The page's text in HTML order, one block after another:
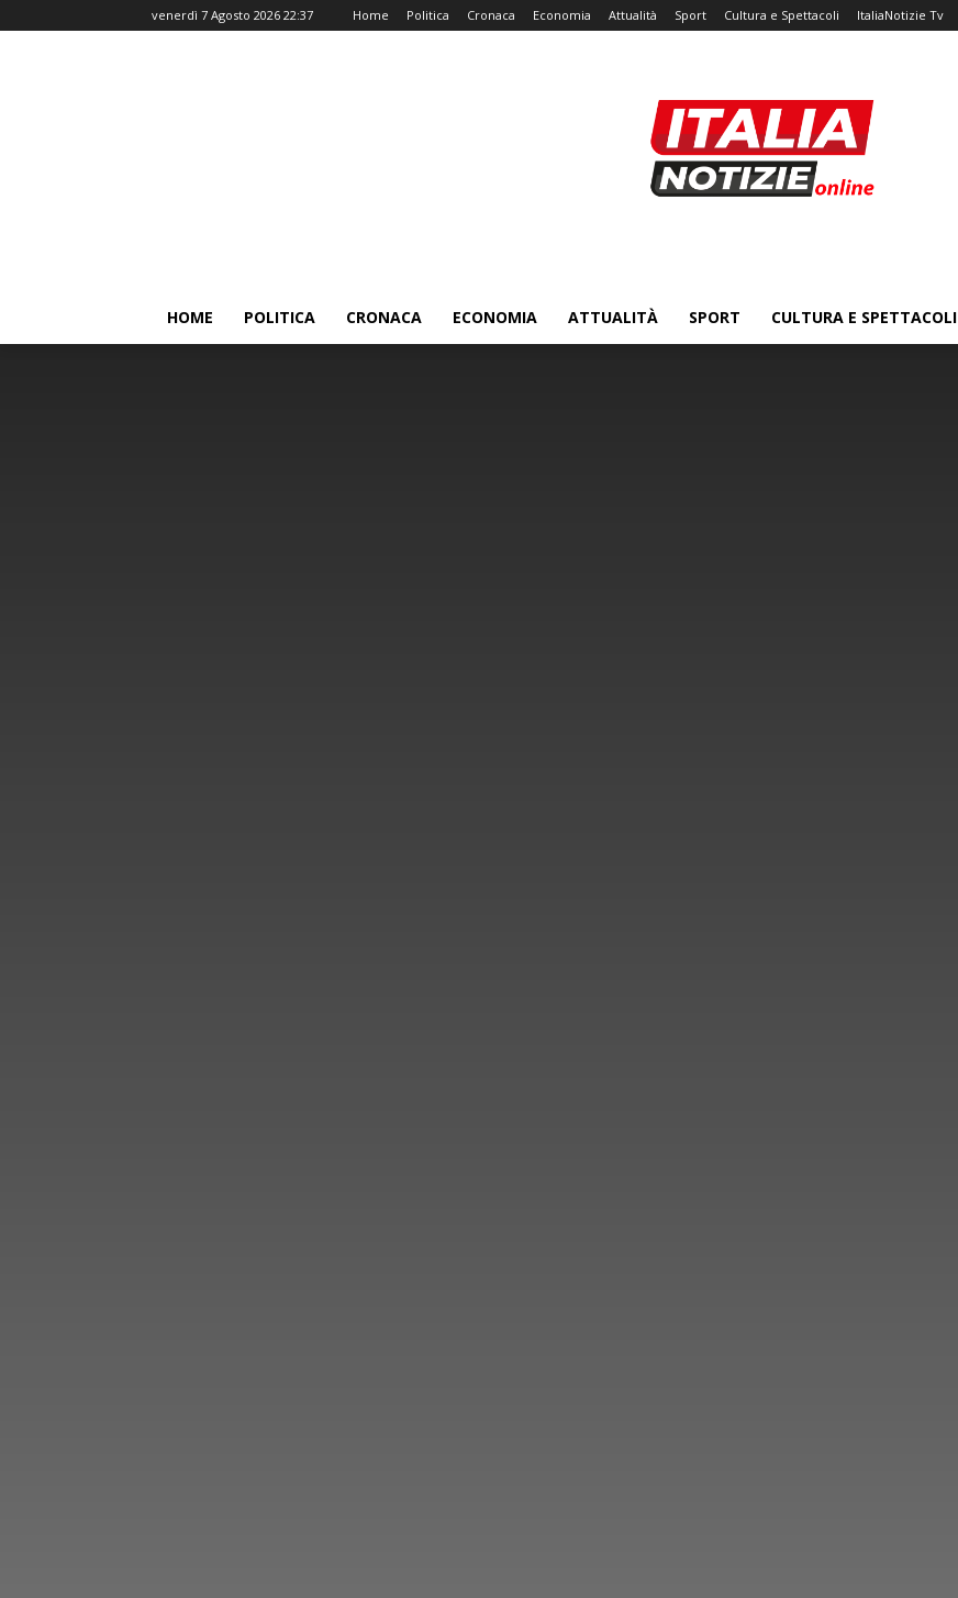
venerdì 7 Agosto 2026 22:37 Home Politica Cronaca Economia Attualità Sport Cultura e Spettacoli ItaliaNotizie Tv
HOME POLITICA CRONACA ECONOMIA ATTUALITÀ SPORT CULTURA E SPETTACOLI